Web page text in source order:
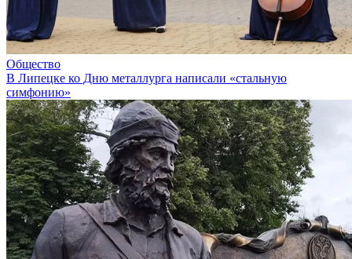
Общество
В Липецке ко Дню металлурга написали «стальную
симфонию»